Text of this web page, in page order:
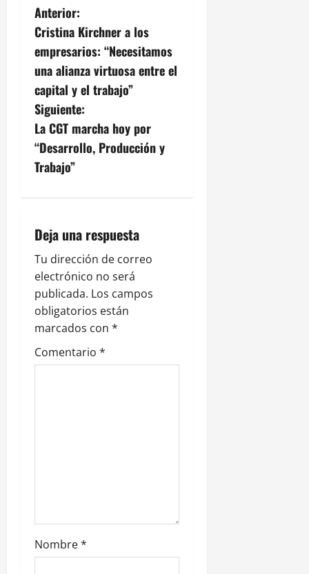
N
a
v
e
g
a
ó
n
d
e
e
a
s
Anterior:
Cristina Kirchner a los
empresarios: “Necesitamos
una alianza virtuosa entre el
capital y el trabajo”
Siguiente:
La CGT marcha hoy por
“Desarrollo, Producción y
Trabajo”
Deja una respuesta
Tu dirección de correo
electrónico no será
publicada. Los campos
obligatorios están
marcados con *
Comentario *
Nombre*